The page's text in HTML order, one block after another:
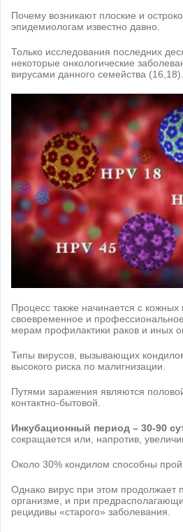
Почему возникают плоские и
эпидемиологам известно давно.
Только исследования последних
некоторые онкологические
вирусами данного семейства (16,18).
Процесс также начинается с
своевременное и
мерам профилактики раков и иных
Типы вирусов, вызывающих
высокого риска по малигнизации.
Путями заражения являются
контактно-бытовой.
Инкубационный период – 30-90
сокращается или, напротив,
Около 30% кондилом способны
Однако вирус при этом продолжает
организме, и при
рецидивы «старого» заболевания.